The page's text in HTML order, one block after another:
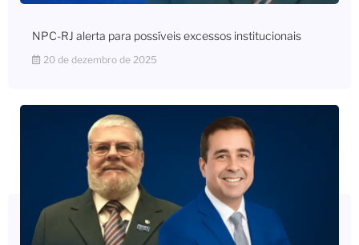
NPC-RJ alerta para possíveis excessos institucionais
20 de dezembro de 2025